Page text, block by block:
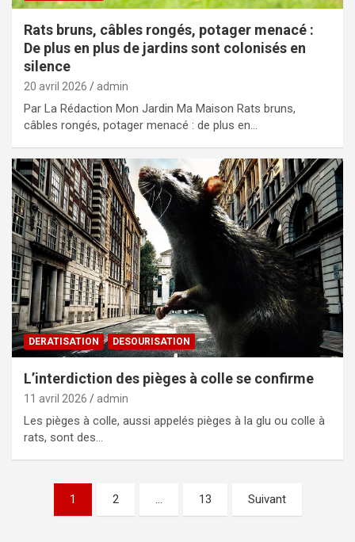
Rats bruns, câbles rongés, potager menacé :
De plus en plus de jardins sont colonisés en
silence
20 avril 2026 admin
Par La Rédaction Mon Jardin Ma Maison Rats bruns,
câbles rongés, potager menacé : de plus en…
DERATISATION DESOURISATION
L’interdiction des pièges à colle se confirme
11 avril 2026 admin
Les pièges à colle, aussi appelés pièges à la glu ou colle à
rats, sont des…
Pagination
1 2 … 13 Suivant